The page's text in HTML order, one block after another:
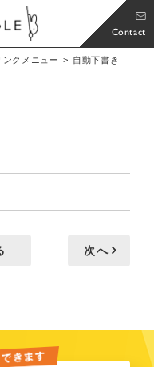
Contact
ンクメニュー 自動下書き
次へ